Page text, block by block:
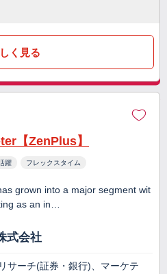
く見る
【ZenPlus】
躍 フレックスタイム
grown into a major segment wit
as an in…
式会社
サーチ(証券・銀行)、マーケテ